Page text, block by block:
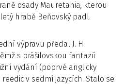
osady Mauretania, kterou
hrabě Beňovský padl.
výpravu předal J. H.
s prášilovskou fantazií
vydání (poprvé anglicky
reedic v sedmi jazycích. Stalo se